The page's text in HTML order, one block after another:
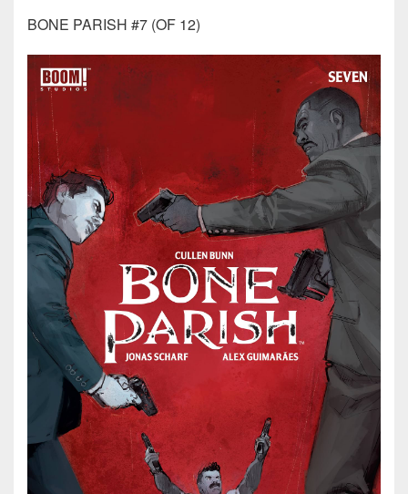
BONE PARISH #7 (OF 12)